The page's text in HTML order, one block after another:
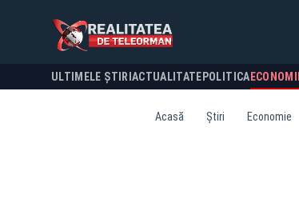
ULTIMELE ȘTIRI ACTUALITATE POLITICA
Acasă Știri Economie